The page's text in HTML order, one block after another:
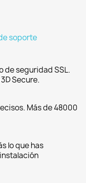
soporte
de seguridad SSL.
Secure.
Más de 48000
lo que has